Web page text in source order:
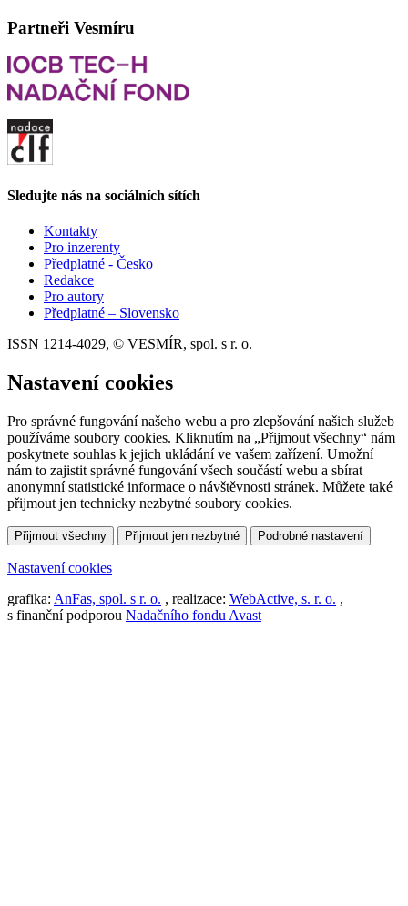
Partneři Vesmíru
Sledujte nás na sociálních sítích
Kontakty
Pro inzerenty
Předplatné - Česko
Redakce
Pro autory
Předplatné – Slovensko
ISSN 1214-4029, © VESMÍR, spol. s r. o.
Nastavení cookies
Pro správné fungování našeho webu a pro zlepšování našich služeb
používáme soubory cookies. Kliknutím na „Přijmout všechny“ nám
poskytnete souhlas k jejich ukládání ve vašem zařízení. Umožní
nám to zajistit správné fungování všech součástí webu a sbírat
anonymní statistické informace o návštěvnosti stránek. Můžete také
přijmout jen technicky nezbytné soubory cookies.
Přijmout všechny Přijmout jen nezbytné Podrobné nastavení
Nastavení cookies
grafika: AnFas, spol. s r. o. , realizace: WebActive, s. r. o. ,
s finanční podporou Nadačního fondu Avast